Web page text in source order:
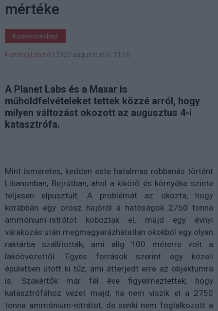
mértéke
Kedvencekhez
Harangi László 2020 augusztus 6. 11:50
A Planet Labs és a Maxar is
műholdfelvételeket tettek közzé arról, hogy
milyen változást okozott az augusztus 4-i
katasztrófa.
Mint ismeretes, kedden este hatalmas robbanás történt
Libanonban, Bejrútban, ahol a kikötő és környéke szinte
teljesen elpusztult. A problémát az okozta, hogy
korábban egy orosz hajóról a hatóságok 2750 tonna
ammónium-nitrátot koboztak el, majd egy évnyi
várakozás után megmagyarázhatatlan okokból egy olyan
raktárba szállították, ami alig 100 méterre volt a
lakóövezettől. Egyes források szerint egy közeli
épületben ütött ki tűz, ami átterjedt erre az objektumra
is. Szakértők már fél éve figyelmeztettek, hogy
katasztrófához vezet majd, ha nem viszik el a 2750
tonna ammónium-nitrátot, de senki nem foglalkozott a